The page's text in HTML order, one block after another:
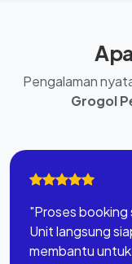
Pengalaman
Grogol
"Proses
Unit langsung
membantu